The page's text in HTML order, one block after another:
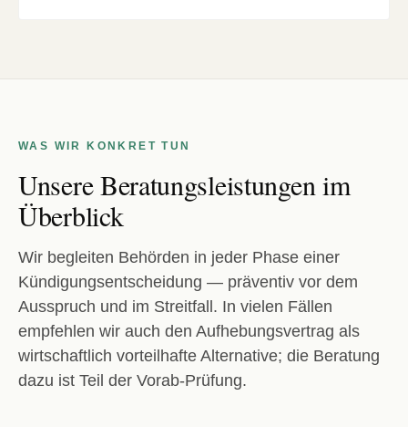
WAS WIR KONKRET TUN
Unsere Beratungsleistungen im
Überblick
Wir begleiten Behörden in jeder Phase einer
Kündigungsentscheidung — präventiv vor dem
Ausspruch und im Streitfall. In vielen Fällen
empfehlen wir auch den Aufhebungsvertrag als
wirtschaftlich vorteilhafte Alternative; die Beratung
dazu ist Teil der Vorab-Prüfung.